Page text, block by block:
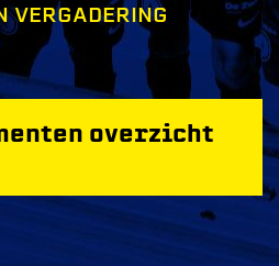
VERGADERING
overzicht